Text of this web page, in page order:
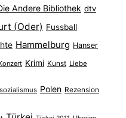
Andere Bibliothek dtv
(Oder) Fussball
Hammelburg Hanser
Krimi Kunst Liebe
Polen Rezension